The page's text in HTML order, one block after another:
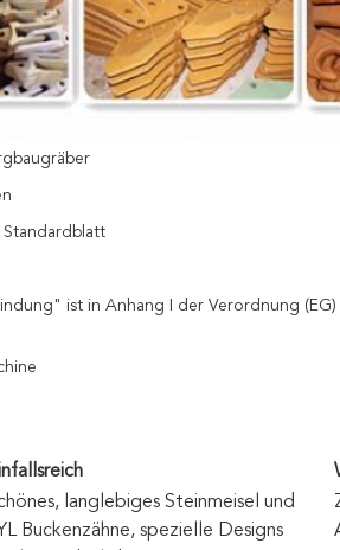
Standardblatt
ist in Anhang I der Verordnung (EG)
langlebiges Steinmeisel und
Buckenzähne, spezielle Designs